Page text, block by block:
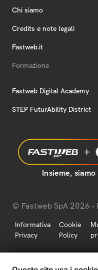
Chi siamo
Credits e note legali
Fastweb.it
Formazione
Fastweb Digital Academy
STEP FuturAbility District
Insieme,
© Fastweb SpA 2026 -
Informativa
Privacy
Cookie
Policy